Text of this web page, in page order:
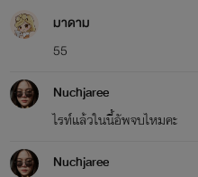
มาดาม
55
Nuchjaree
ไรท์แล้วในนี้อัพจบไหมคะ
Nuchjaree